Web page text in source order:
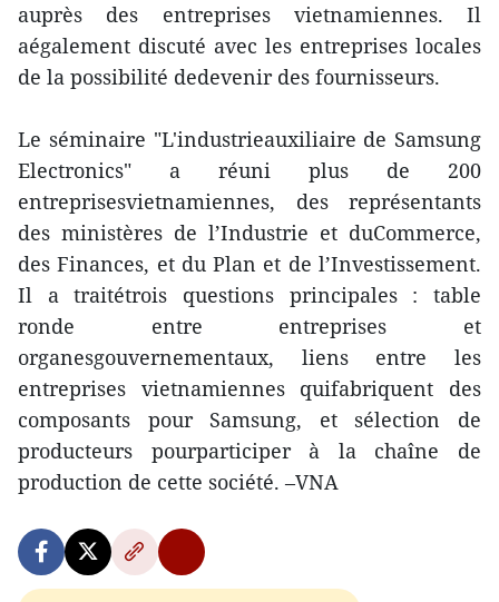
auprès des entreprises vietnamiennes. Il
aégalement discuté avec les entreprises locales
de la possibilité dedevenir des fournisseurs.
Le séminaire "L'industrieauxiliaire de Samsung
Electronics" a réuni plus de 200
entreprisesvietnamiennes, des représentants
des ministères de l’Industrie et duCommerce,
des Finances, et du Plan et de l’Investissement.
Il a traitétrois questions principales : table
ronde entre entreprises et
organesgouvernementaux, liens entre les
entreprises vietnamiennes quifabriquent des
composants pour Samsung, et sélection de
producteurs pourparticiper à la chaîne de
production de cette société. –VNA